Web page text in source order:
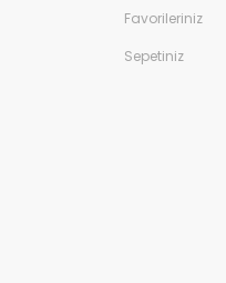
Favorileriniz
Sepetiniz